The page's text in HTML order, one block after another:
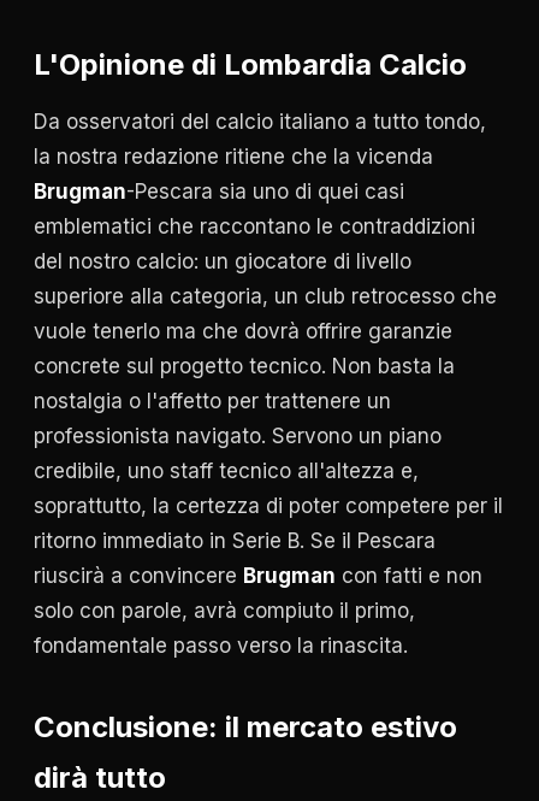
L'Opinione di Lombardia Calcio
Da osservatori del calcio italiano a tutto tondo,
la nostra redazione ritiene che la vicenda
Brugman-Pescara sia uno di quei casi
emblematici che raccontano le contraddizioni
del nostro calcio: un giocatore di livello
superiore alla categoria, un club retrocesso che
vuole tenerlo ma che dovrà offrire garanzie
concrete sul progetto tecnico. Non basta la
nostalgia o l'affetto per trattenere un
professionista navigato. Servono un piano
credibile, uno staff tecnico all'altezza e,
soprattutto, la certezza di poter competere per il
ritorno immediato in Serie B. Se il Pescara
riuscirà a convincere Brugman con fatti e non
solo con parole, avrà compiuto il primo,
fondamentale passo verso la rinascita.
Conclusione: il mercato estivo
dirà tutto